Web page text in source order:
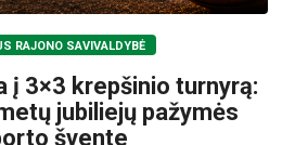
RAJONO SAVIVALDYBĖ
į 3×3 krepšinio turnyrą:
jubiliejų pažymės
švente